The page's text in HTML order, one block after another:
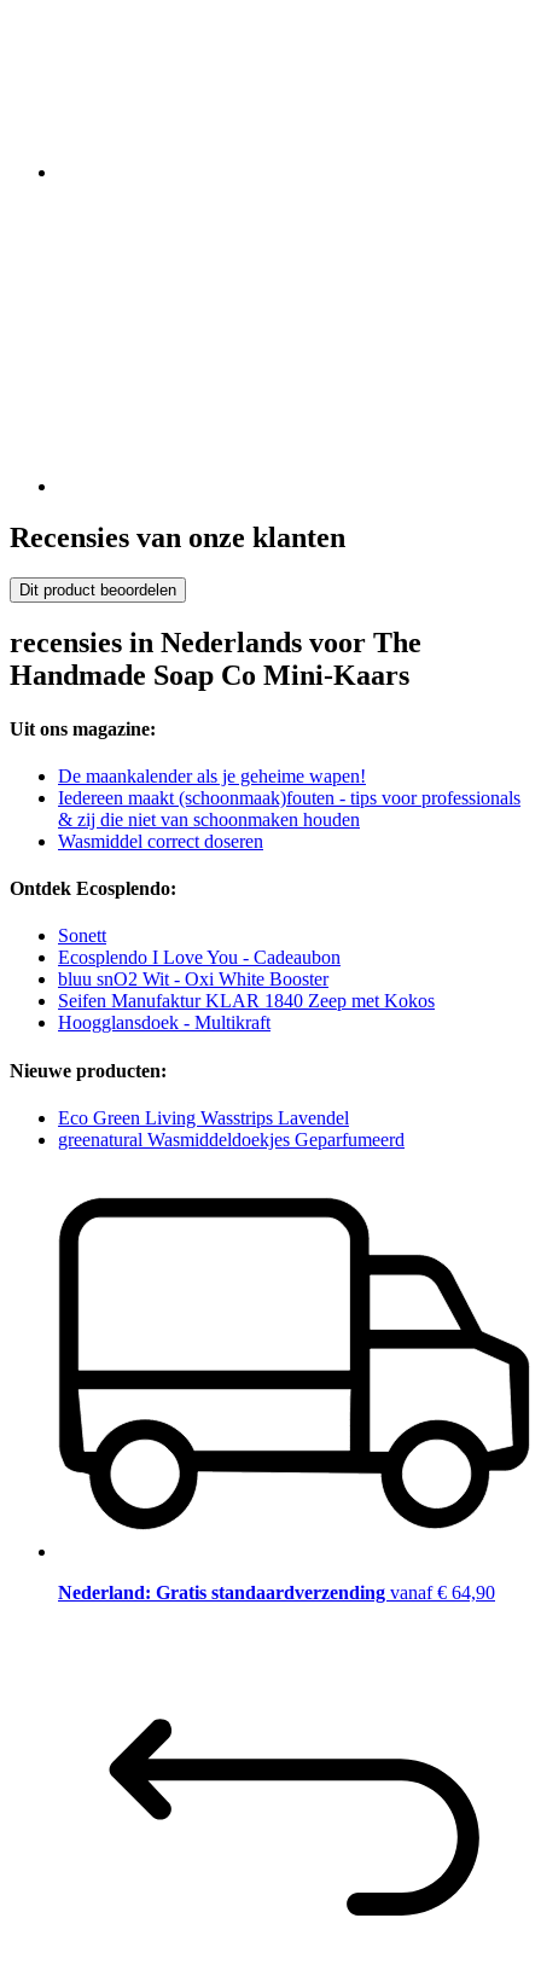
Recensies van onze klanten
Dit product beoordelen
recensies in Nederlands voor The
Handmade Soap Co Mini-Kaars
Uit ons magazine:
De maankalender als je geheime wapen!
Iedereen maakt (schoonmaak)fouten - tips voor professionals
& zij die niet van schoonmaken houden
Wasmiddel correct doseren
Ontdek Ecosplendo:
Sonett
Ecosplendo I Love You - Cadeaubon
bluu snO2 Wit - Oxi White Booster
Seifen Manufaktur KLAR 1840 Zeep met Kokos
Hoogglansdoek - Multikraft
Nieuwe producten:
Eco Green Living Wasstrips Lavendel
greenatural Wasmiddeldoekjes Geparfumeerd
Nederland: Gratis standaardverzending vanaf € 64,90